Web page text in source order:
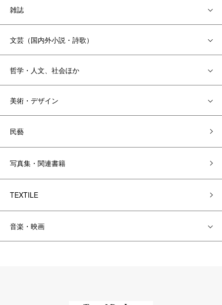
雑誌
文芸（国内外小説・詩歌）
哲学・人文、社会ほか
美術・デザイン
民藝
写真集・関連書籍
TEXTILE
音楽・映画